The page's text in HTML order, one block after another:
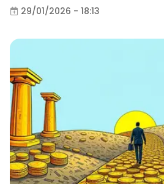
29/01/2026 - 18:13